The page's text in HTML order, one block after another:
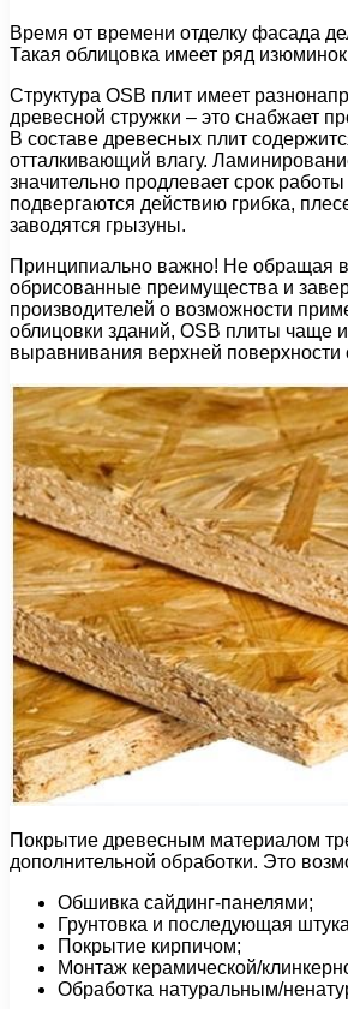
Время от времени отделку фасада
Такая облицовка имеет ряд
Структура OSB плит имеет
древесной стружки – это снабжает
В составе древесных плит
отталкивающий влагу.
значительно продлевает срок
подвергаются действию грибка,
заводятся грызуны.
Принципиально важно! Не обращая
обрисованные преимущества и
производителей о возможности
облицовки зданий, OSB плиты чаще
выравнивания верхней поверхности
Покрытие древесным материалом
дополнительной обработки. Это
Обшивка сайдинг-панелями;
Грунтовка и последующая
Покрытие кирпичом;
Монтаж керамической/
Обработка натуральным/